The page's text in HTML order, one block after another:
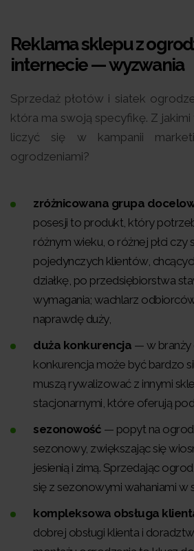
Reklama sklepu z
internecie — wyzwania
Sprzedaż płotów i siatek
która ma swoją specyfikę. Z
liczyć się w kampanii
ogrodzeniami?
zróżnicowana grupa
posesji to produkt, który
różnym wieku, o różnej płci czy
pojedynczych klientów,
działkę, po przedsiębiorstwa
wymagania; wachlarz
naprawdę duży,
duża konkurencja — w
konkurencja może być bardzo
muszą rywalizować z innymi
stacjonarnymi, które oferują
sezonowość — popyt na
sezonowy, zwiększając się
jesienią i zimą. Sprzedając
się z sezonowymi wahaniami w
kompleksowa obsługa
dobrej obsługi klienta i